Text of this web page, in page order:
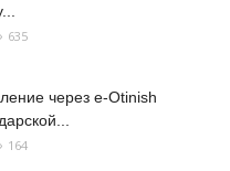
635
через e-Otinish
164